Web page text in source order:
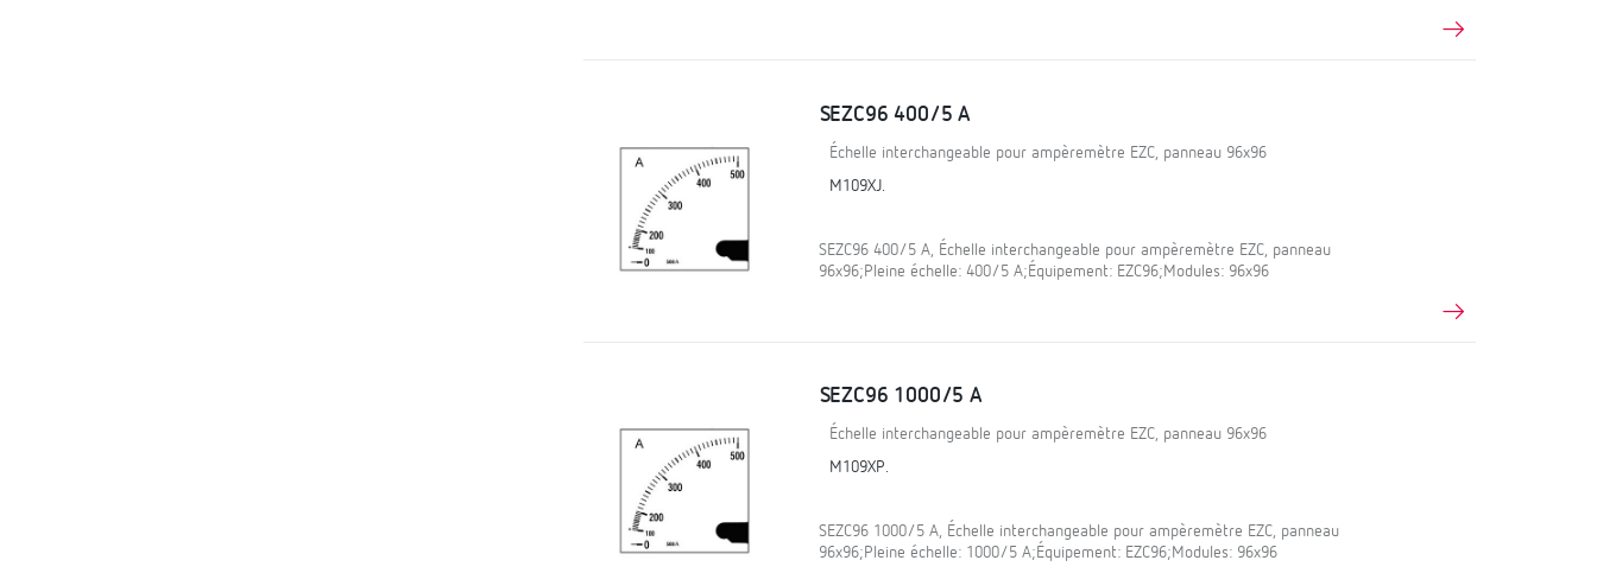
SEZC96 400/5 A
Échelle interchangeable pour ampèremètre EZC, panneau 96x96
M109XJ.
SEZC96 400/5 A, Échelle interchangeable pour ampèremètre EZC, panneau
96x96;Pleine échelle: 400/5 A;Équipement: EZC96;Modules: 96x96
SEZC96 1000/5 A
Échelle interchangeable pour ampèremètre EZC, panneau 96x96
M109XP.
SEZC96 1000/5 A, Échelle interchangeable pour ampèremètre EZC, panneau
96x96;Pleine échelle: 1000/5 A;Équipement: EZC96;Modules: 96x96